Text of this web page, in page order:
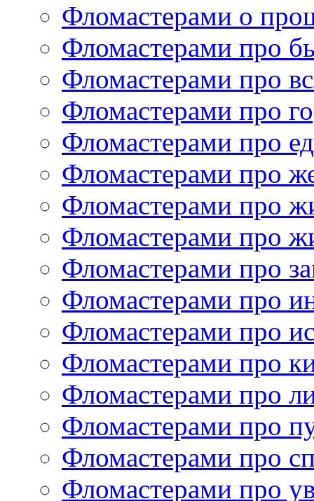
Фломастерами о
Фломастерами про
Фломастерами про
Фломастерами про
Фломастерами про
Фломастерами про
Фломастерами про
Фломастерами про
Фломастерами про
Фломастерами про
Фломастерами про
Фломастерами про
Фломастерами про
Фломастерами про
Фломастерами про
Фломастерами про